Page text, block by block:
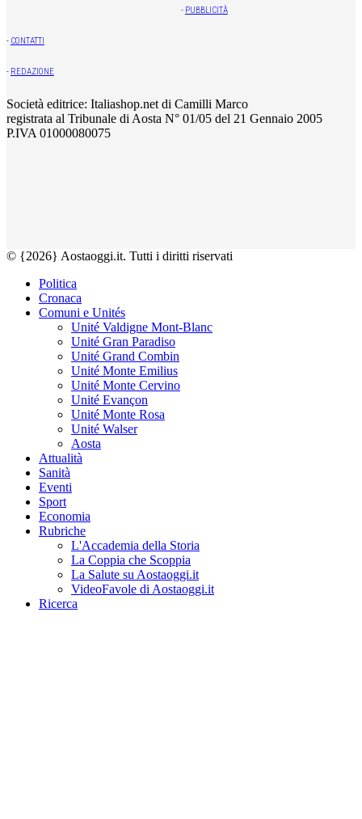
- PUBBLICITÀ
- CONTATTI
- REDAZIONE
Società editrice: Italiashop.net di Camilli Marco
registrata al Tribunale di Aosta N° 01/05 del 21 Gennaio 2005
P.IVA 01000080075
© {2026} Aostaoggi.it. Tutti i diritti riservati
Politica
Cronaca
Comuni e Unités
Unité Valdigne Mont-Blanc
Unité Gran Paradiso
Unité Grand Combin
Unité Monte Emilius
Unité Monte Cervino
Unité Evançon
Unité Monte Rosa
Unité Walser
Aosta
Attualità
Sanità
Eventi
Sport
Economia
Rubriche
L'Accademia della Storia
La Coppia che Scoppia
La Salute su Aostaoggi.it
VideoFavole di Aostaoggi.it
Ricerca